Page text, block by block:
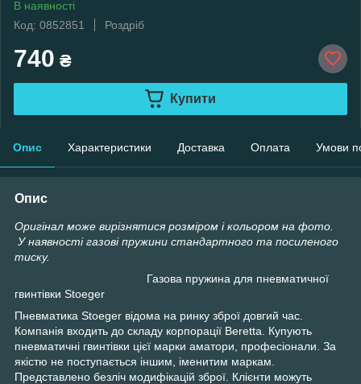
В наявності
Код: 0852851
Роздріб
740 ₴
Купити
Опис Характеристики Доставка Оплата Умови
Опис
Оригінал може вирізнятися розміром і кольором на фото.
У наявності газові пружини стандартного та посиленого
тиску.
Газова пружина для пневматичної
гвинтівки Stoeger
Пневматика Stoeger відома на ринку зброї довгий час.
Компанія входить до складу корпорації Beretta. Купують
пневматичні гвинтівки цієї марки аматори, професіонали. За
якістю не поступається іншим, іменитим маркам.
Представлено безліч модифікацій зброї. Клієнти можуть